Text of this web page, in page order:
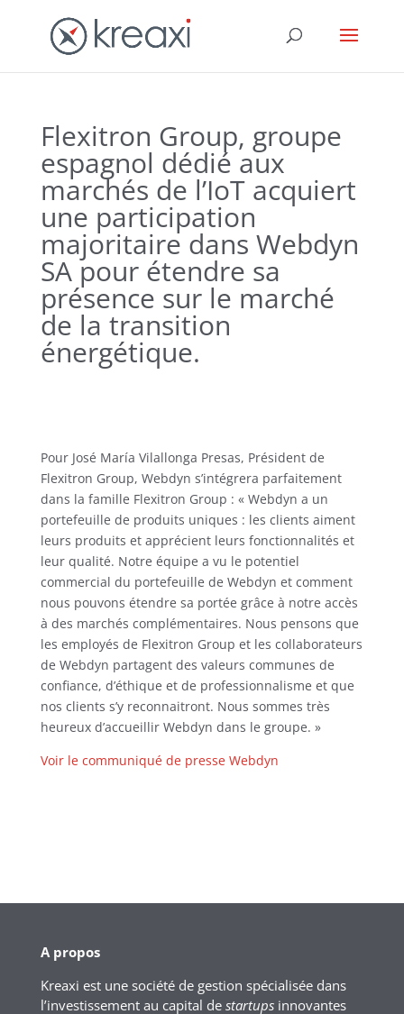
Flexitron Group, groupe
espagnol dédié aux
marchés de l’IoT acquiert
une participation
majoritaire dans Webdyn
SA pour étendre sa
présence sur le marché
de la transition
énergétique.
Pour José María Vilallonga Presas, Président de
Flexitron Group, Webdyn s’intégrera parfaitement
dans la famille Flexitron Group : « Webdyn a un
portefeuille de produits uniques : les clients aiment
leurs produits et apprécient leurs fonctionnalités et
leur qualité. Notre équipe a vu le potentiel
commercial du portefeuille de Webdyn et comment
nous pouvons étendre sa portée grâce à notre accès
à des marchés complémentaires. Nous pensons que
les employés de Flexitron Group et les collaborateurs
de Webdyn partagent des valeurs communes de
confiance, d’éthique et de professionnalisme et que
nos clients s’y reconnaitront. Nous sommes très
heureux d’accueillir Webdyn dans le groupe. »
Voir le communiqué de presse Webdyn
A propos
Kreaxi est une société de gestion spécialisée dans
l’investissement au capital de startupsinnovantes